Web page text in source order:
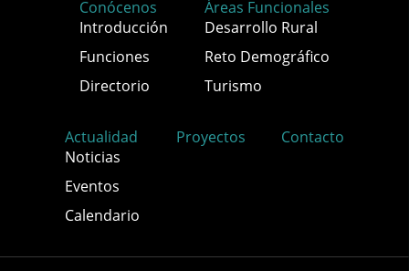
Conócenos
Introducción
Funciones
Directorio
Áreas Funcionales
Desarrollo Rural
Reto Demográfico
Turismo
Actualidad
Noticias
Eventos
Calendario
Proyectos Contacto